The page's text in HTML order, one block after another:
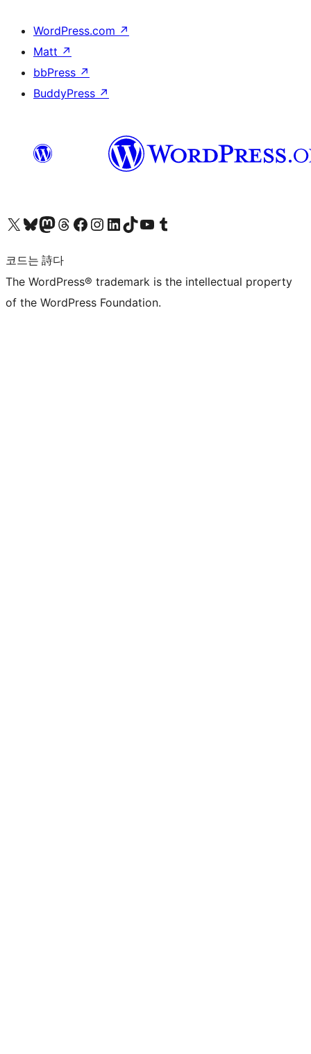
WordPress.com ↗
Matt ↗
bbPress ↗
BuddyPress ↗
X(이전 트위터) 계정 방문하기블루스카이 계정 방문하기마스토돈 계정 방문하기스레드 계정 방문하기 페이스북 페이지 방문하기인스타그램 계정 방문하기 LinkedIn 계정 방문하기틱톡 계정 방문하기유튜브 채널 방문하기 텀블러 계정 방문하기
코드는 詩다
The WordPress® trademark is the intellectual property
of the WordPress Foundation.